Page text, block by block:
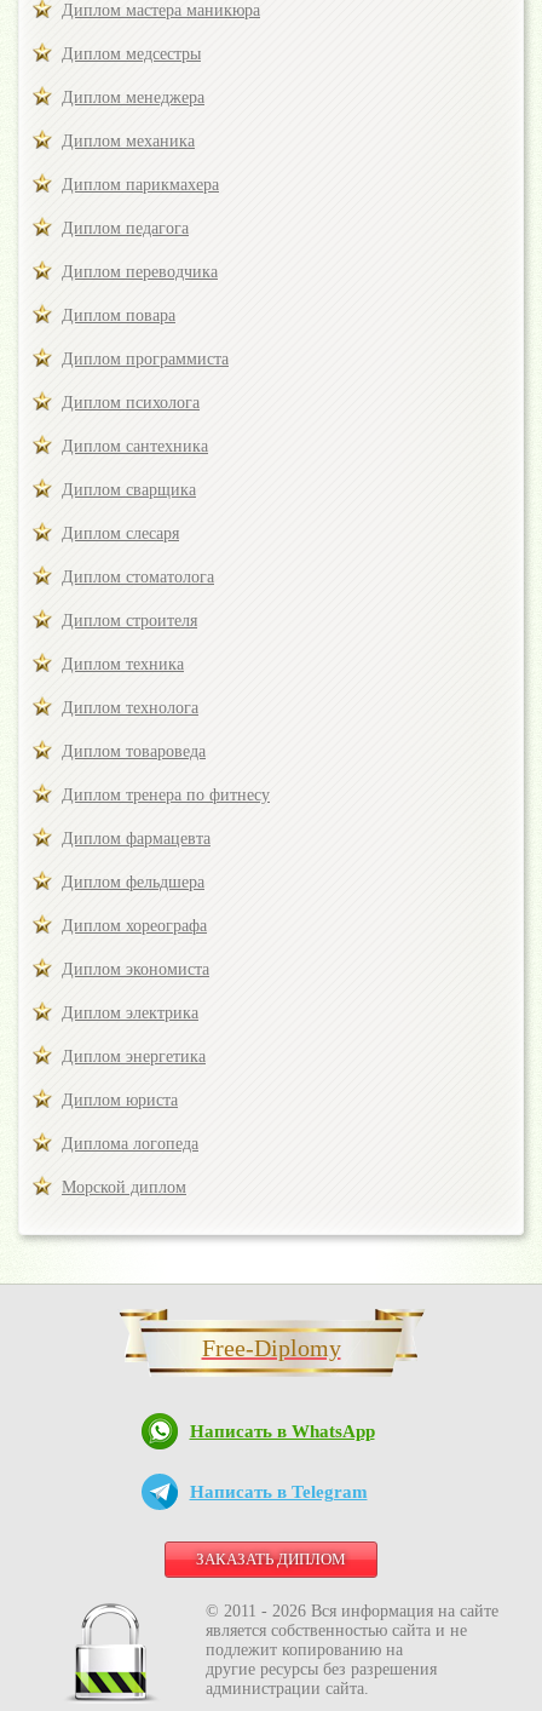
Диплом мастера маникюра
Диплом медсестры
Диплом менеджера
Диплом механика
Диплом парикмахера
Диплом педагога
Диплом переводчика
Диплом повара
Диплом программиста
Диплом психолога
Диплом сантехника
Диплом сварщика
Диплом слесаря
Диплом стоматолога
Диплом строителя
Диплом техника
Диплом технолога
Диплом товароведа
Диплом тренера по фитнесу
Диплом фармацевта
Диплом фельдшера
Диплом хореографа
Диплом экономиста
Диплом электрика
Диплом энергетика
Диплом юриста
Диплома логопеда
Морской диплом
Free-Diplomy
Написать в WhatsApp
Написать в Telegram
ЗАКАЗАТЬ ДИПЛОМ
© 2011 - 2026 Вся информация на сайте
является собственностью сайта и не
подлежит копированию на
другие ресурсы без разрешения
администрации сайта.